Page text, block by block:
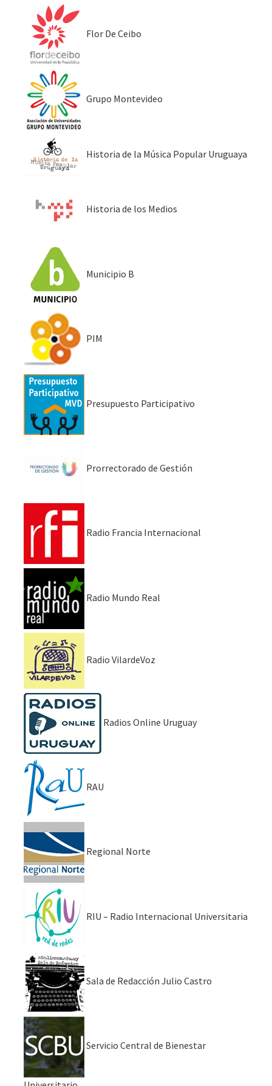
Flor De Ceibo
Grupo Montevideo
Historia de la Música Popular Uruguaya
Historia de los Medios
Municipio B
PIM
Presupuesto Participativo
Prorrectorado de Gestión
Radio Francia Internacional
Radio Mundo Real
Radio VilardeVoz
Radios Online Uruguay
RAU
Regional Norte
RIU – Radio Internacional Universitaria
Sala de Redacción Julio Castro
Servicio Central de Bienestar